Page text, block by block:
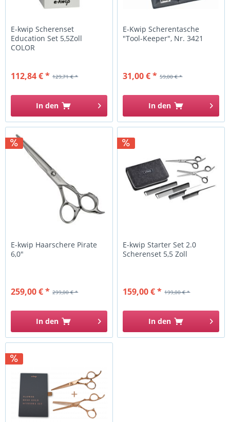
E-kwip Scherenset
Education Set 5,5Zoll
COLOR
129,71 € *
112,84 € *
In den
E-Kwip Scherentasche
"Tool-Keeper", Nr. 3421
59,00 € *
31,00 € *
In den
E-kwip Haarschere Pirate
6,0"
299,00 € *
259,00 € *
In den
E-kwip Starter Set 2.0
Scherenset 5,5 Zoll
199,00 € *
159,00 € *
In den